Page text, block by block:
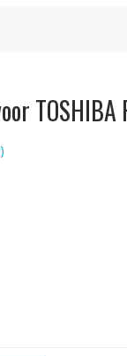
TOSHIBA